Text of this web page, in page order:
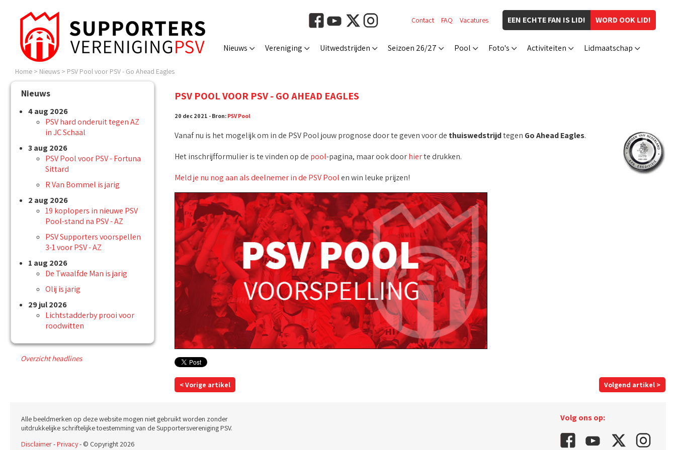
WORD OOK LID!
EEN ECHTE FAN IS LID!
Contact FAQ Vacatures
Nieuws Vereniging Uitwedstrijden Seizoen 26/27 Pool Foto's Activiteiten Lidmaatschap
Home > Nieuws > PSV Pool voor PSV - Go Ahead Eagles
Nieuws
4 aug 2026
PSV hard onderuit tegen AZ
in JC Schaal
3 aug 2026
PSV Pool voor PSV - Fortuna
Sittard
R Van Bommel is jarig
2 aug 2026
19 koplopers in nieuwe PSV
Pool-stand na PSV - AZ
PSV Supporters voorspellen
3-1 voor PSV - AZ
1 aug 2026
De Twaalfde Man is jarig
Olij is jarig
29 jul 2026
Lichtstadderby prooi voor
roodwitten
Overzicht headlines
PSV POOL VOOR PSV - GO AHEAD EAGLES
20 dec 2021 - Bron: PSV Pool
Vanaf nu is het mogelijk om in de PSV Pool jouw prognose door te geven voor de thuiswedstrijdtegen Go Ahead Eagles.
Het inschrijfformulier is te vinden op de pool-pagina, maar ook doorhierte drukken.
Meld je nu nog aan als deelnemer in de PSV Poolen win leuke prijzen!
< Vorige artikel Volgend artikel >
Volg ons op:
Alle beeldmerken op deze website mogen niet gebruikt worden zonder
uitdrukkelijke schriftelijke toestemming van de Supportersvereniging PSV.
Disclaimer-Privacy- © Copyright 2026